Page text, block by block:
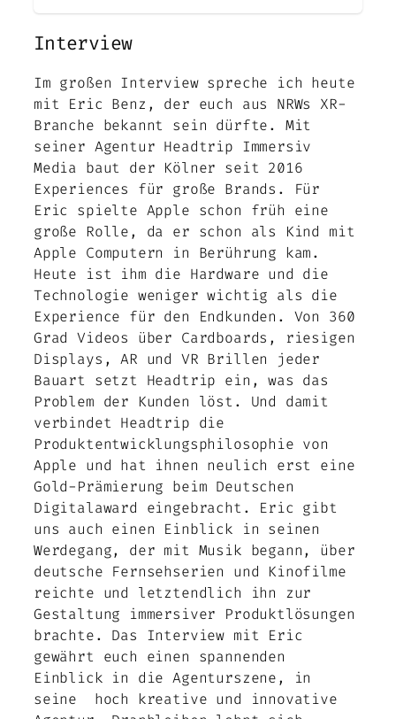
Interview
Im großen Interview spreche ich heute
mit Eric Benz, der euch aus NRWs XR-
Branche bekannt sein dürfte. Mit
seiner Agentur Headtrip Immersiv
Media baut der Kölner seit 2016
Experiences für große Brands. Für
Eric spielte Apple schon früh eine
große Rolle, da er schon als Kind mit
Apple Computern in Berührung kam.
Heute ist ihm die Hardware und die
Technologie weniger wichtig als die
Experience für den Endkunden. Von 360
Grad Videos über Cardboards, riesigen
Displays, AR und VR Brillen jeder
Bauart setzt Headtrip ein, was das
Problem der Kunden löst. Und damit
verbindet Headtrip die
Produktentwicklungsphilosophie von
Apple und hat ihnen neulich erst eine
Gold-Prämierung beim Deutschen
Digitalaward eingebracht. Eric gibt
uns auch einen Einblick in seinen
Werdegang, der mit Musik begann, über
deutsche Fernsehserien und Kinofilme
reichte und letztendlich ihn zur
Gestaltung immersiver Produktlösungen
brachte. Das Interview mit Eric
gewährt euch einen spannenden
Einblick in die Agenturszene, in
seine hoch kreative und innovative